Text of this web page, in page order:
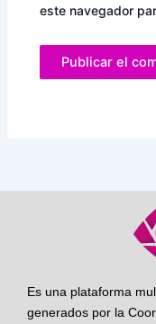
este navegador
Es una plataforma
generados por la